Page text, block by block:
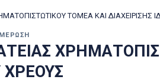
ΤΟΜΕΑ ΚΑΙ ΔΙΑΧΕΙΡΙΣΗΣ
ΧΡΕΟΥΣ